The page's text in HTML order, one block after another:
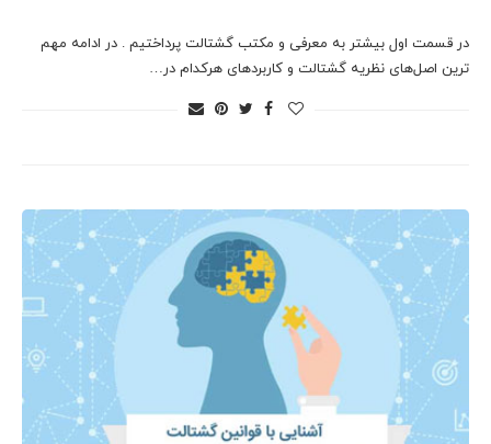
در قسمت اول بیشتر به معرفی و مکتب گشتالت پرداختیم . در ادامه مهم
ترین اصل‌های نظریه گشتالت و کاربرد‌های هرکدام در…